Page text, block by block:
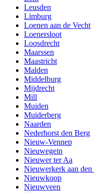
Leusden
Limburg
Loenen aan de Vecht
Loenersloot
Loosdrecht
Maarssen
Maastricht
Malden
Middelburg
Mijdrecht
Mill
Muiden
Muiderberg
Naarden
Nederhorst den Berg
Nieuw-Vennep
Nieuwegein
Nieuwer ter Aa
Nieuwerkerk aan den
Nieuwkoop
Nieuwveen